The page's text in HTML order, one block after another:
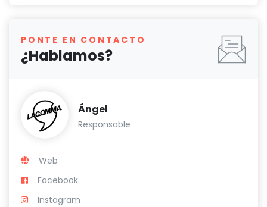
PONTE EN CONTACTO
¿Hablamos?
Ángel
Responsable
Web
Facebook
Instagram